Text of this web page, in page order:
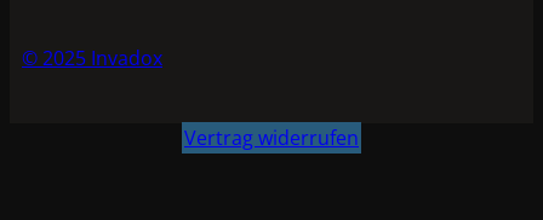
© 2025 Invadox
Vertrag widerrufen